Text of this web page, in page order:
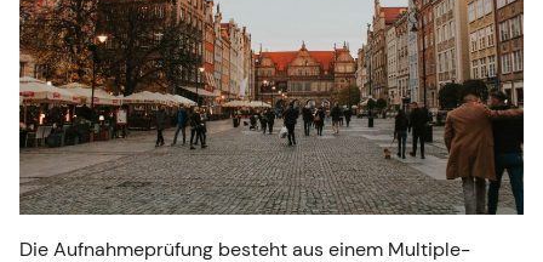
Die Aufnahmeprüfung besteht aus einem Multiple-